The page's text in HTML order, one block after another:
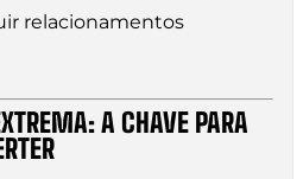
relacionamentos
A CHAVE PARA